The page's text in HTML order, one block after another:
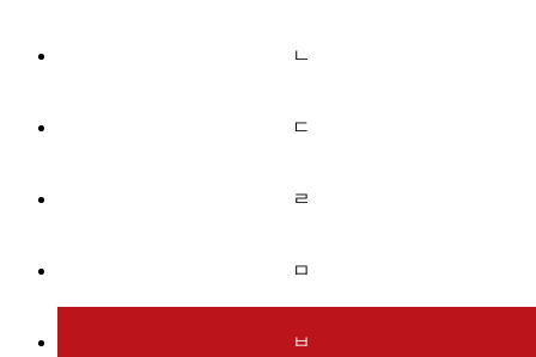
ㄴ
ㄷ
ㄹ
ㅁ
ㅂ